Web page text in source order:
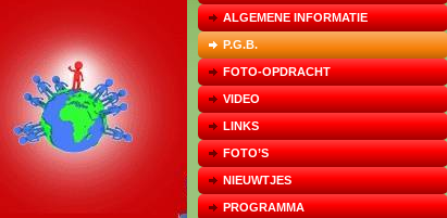
ALGEMENE INFORMATIE
P.G.B.
FOTO-OPDRACHT
VIDEO
LINKS
FOTO’S
NIEUWTJES
PROGRAMMA